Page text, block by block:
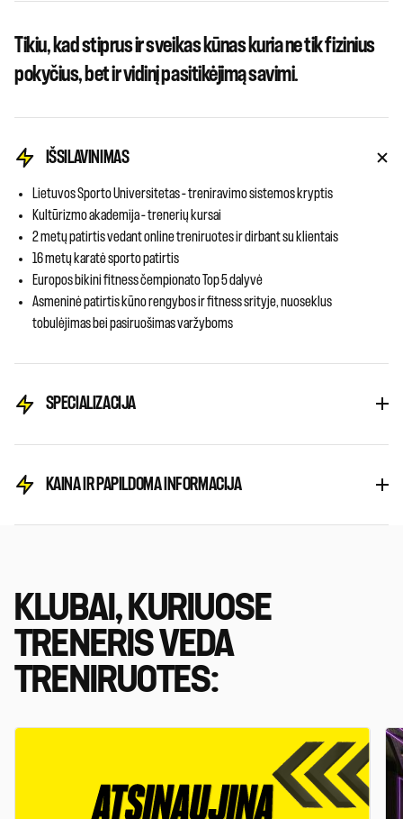
Tikiu, kad stiprus ir sveikas kūnas kuria ne tik fizinius
pokyčius, bet ir vidinį pasitikėjimą savimi.
IŠSILAVINIMAS
Lietuvos Sporto Universitetas – treniravimo sistemos kryptis
Kultūrizmo akademija – trenerių kursai
2 metų patirtis vedant online treniruotes ir dirbant su klientais
16 metų karatė sporto patirtis
Europos bikini fitness čempionato Top 5 dalyvė
Asmeninė patirtis kūno rengybos ir fitness srityje, nuoseklus
tobulėjimas bei pasiruošimas varžyboms
SPECIALIZACIJA
KAINA IR PAPILDOMA INFORMACIJA
KLUBAI, KURIUOSE
TRENERIS VEDA
TRENIRUOTES: